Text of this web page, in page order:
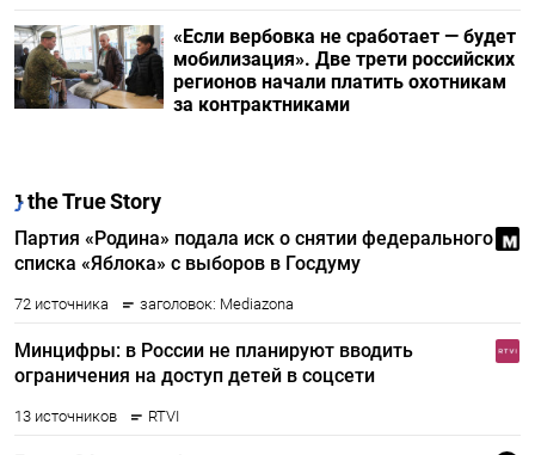
«Если вербовка не сработает — будет
мобилизация». Две трети российских
регионов начали платить охотникам
за контрактниками